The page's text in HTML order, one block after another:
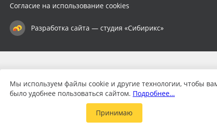
Согласие на использование cookies
Разработка сайта — студия «Сибирикс»
Мы используем файлы cookie и другие технологии, чтобы
было удобнее пользоваться сайтом. Подробнее…
Принимаю